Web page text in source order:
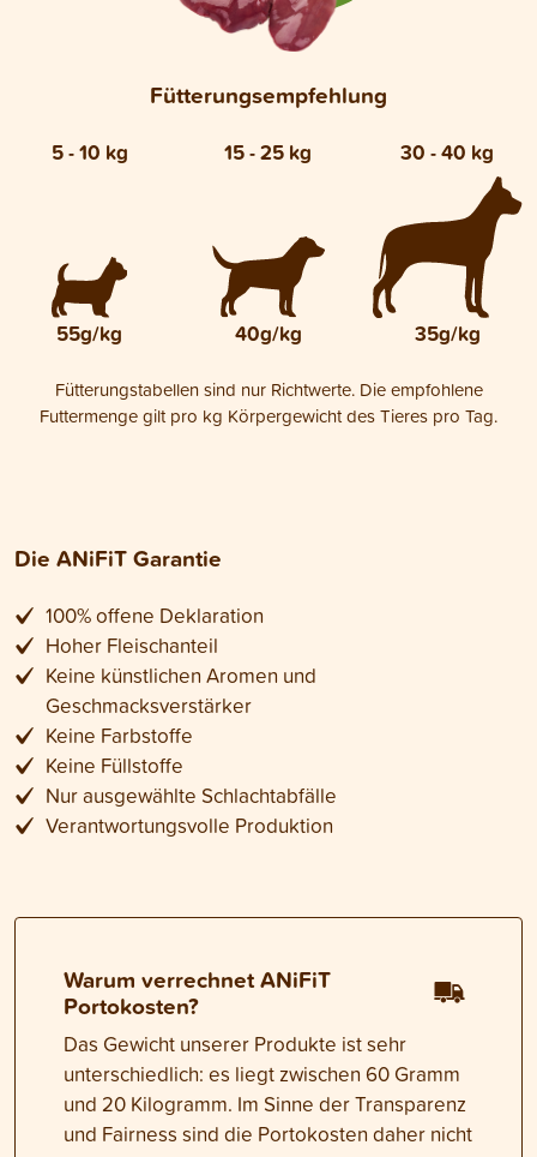
Fütterungsempfehlung
5 - 10 kg 15 - 25 kg 30 - 40 kg
55g/kg 40g/kg 35g/kg
Fütterungstabellen sind nur Richtwerte. Die empfohlene
Futtermenge gilt pro kg Körpergewicht des Tieres pro Tag.
Die ANiFiT Garantie
100% offene Deklaration
Hoher Fleischanteil
Keine künstlichen Aromen und
Geschmacksverstärker
Keine Farbstoffe
Keine Füllstoffe
Nur ausgewählte Schlachtabfälle
Verantwortungsvolle Produktion
Warum verrechnet ANiFiT
Portokosten?
Das Gewicht unserer Produkte ist sehr
unterschiedlich: es liegt zwischen 60 Gramm
und 20 Kilogramm. Im Sinne der Transparenz
und Fairness sind die Portokosten daher nicht